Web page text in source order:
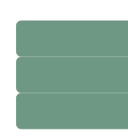
Slanjem ove
ON
upitom koristi
osobnih
skladu s